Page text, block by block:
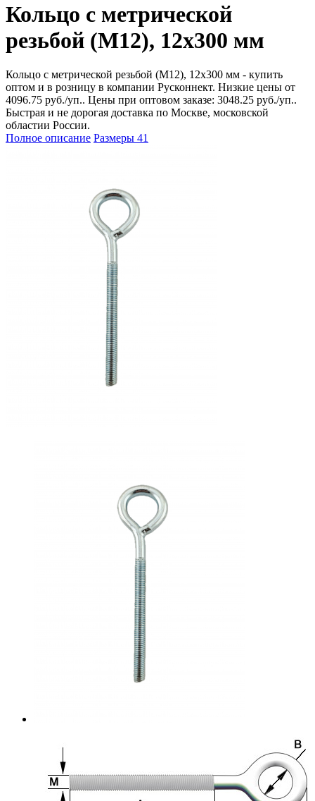
Кольцо с метрической
резьбой (М12), 12х300 мм
Кольцо с метрической резьбой (М12), 12х300 мм - купить
оптом и в розницу в компании Русконнект. Низкие цены от
4096.75 руб./уп.. Цены при оптовом заказе: 3048.25 руб./уп..
Быстрая и не дорогая доставка по Москве, московской
областии России.
Полное описание Размеры 41